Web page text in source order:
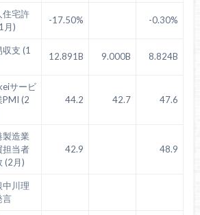
住宅許
月)
-17.50% -0.30%
収支 (1
12.891B 9.000B 8.824B
サービ
PMI (2
44.2 42.7 47.6
製造業
担当者
(2月)
42.9 48.9
中川理
言